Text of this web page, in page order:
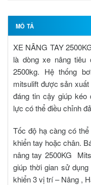
MÔ TẢ
XE NÂNG TAY
là dòng xe nâng tiêu
2500kg. Hệ thống
mitsulift được sản
đáng tin cậy giúp kéo
lực có thể điều chỉnh
Tốc độ hạ càng có
khiển tay hoặc chân.
nâng tay 2500KG
giúp thời gian sử
khiển 3 vị trí – Nâng ,